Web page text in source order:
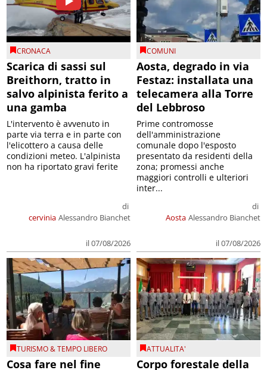
CRONACA
Scarica di sassi sul
Breithorn, tratto in
salvo alpinista ferito a
una gamba
cervinia
di
Alessandro Bianchet
il 07/08/2026
L'intervento è avvenuto in
parte via terra e in parte con
l'elicottero a causa delle
condizioni meteo. L'alpinista
non ha riportato gravi ferite
COMUNI
Aosta, degrado in via
Festaz: installata una
telecamera alla Torre
del Lebbroso
Aosta
di
Alessandro Bianchet
il 07/08/2026
Prime contromosse
dell'amministrazione
comunale dopo l'esposto
presentato da residenti della
zona; promessi anche
maggiori controlli e ulteriori
inter...
TURISMO & TEMPO LIBERO
Cosa fare nel fine
ATTUALITA'
Corpo forestale della